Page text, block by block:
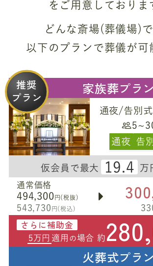
をご用意しておりま
どんな斎場(葬儀場)で
以下のプランで葬儀が可
推奨
プラン
家族葬プラン
通夜/告別
通夜 告
仮会員で最大 19.4 万
通常価格
494,300 円(税抜)
543,730 円(税込)
さらに補助金
5万円 適用 の 場合 約
火葬式プラン